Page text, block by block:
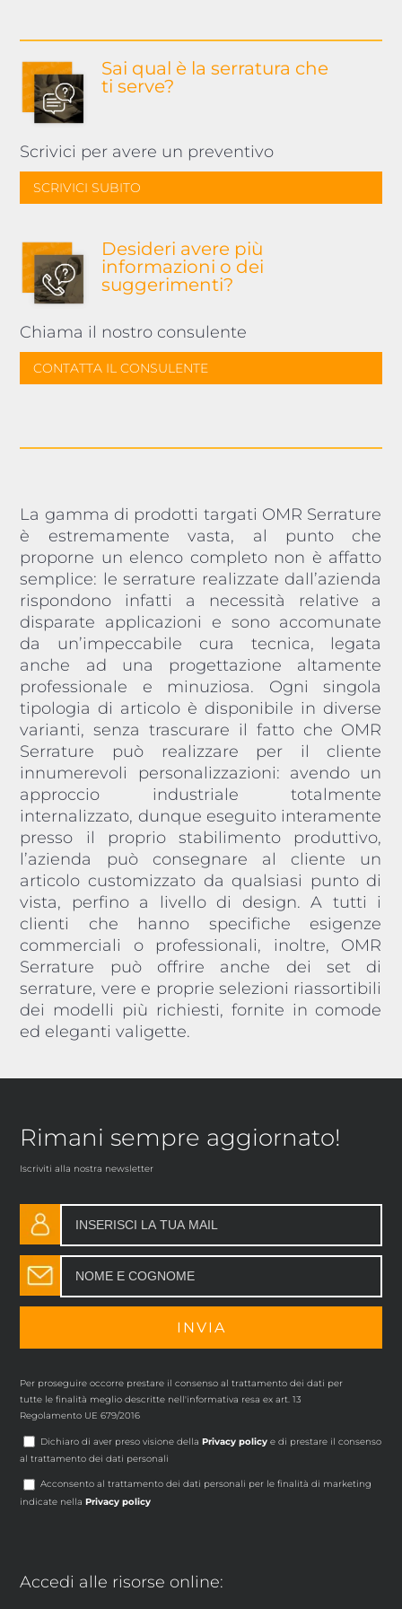
Sai qual è la serratura che
ti serve?
Scrivici per avere un preventivo
SCRIVICI SUBITO
Desideri avere più
informazioni o dei
suggerimenti?
Chiama il nostro consulente
CONTATTA IL CONSULENTE
La gamma di prodotti targati OMR Serrature
è estremamente vasta, al punto che
proporne un elenco completo non è affatto
semplice: le serrature realizzate dall’azienda
rispondono infatti a necessità relative a
disparate applicazioni e sono accomunate
da un’impeccabile cura tecnica, legata
anche ad una progettazione altamente
professionale e minuziosa. Ogni singola
tipologia di articolo è disponibile in diverse
varianti, senza trascurare il fatto che OMR
Serrature può realizzare per il cliente
innumerevoli personalizzazioni: avendo un
approccio industriale totalmente
internalizzato, dunque eseguito interamente
presso il proprio stabilimento produttivo,
l’azienda può consegnare al cliente un
articolo customizzato da qualsiasi punto di
vista, perfino a livello di design. A tutti i
clienti che hanno specifiche esigenze
commerciali o professionali, inoltre, OMR
Serrature può offrire anche dei set di
serrature, vere e proprie selezioni riassortibili
dei modelli più richiesti, fornite in comode
ed eleganti valigette.
Rimani sempre aggiornato!
Iscriviti alla nostra newsletter
Per proseguire occorre prestare il consenso al trattamento dei dati per
tutte le finalità meglio descritte nell'informativa resa ex art. 13
Regolamento UE 679/2016
Dichiaro di aver preso visione dellaPrivacy policy e di prestare il consenso
al trattamento dei dati personali
Acconsento al trattamento dei dati personali per le finalità di marketing
indicate nellaPrivacy policy
Accedi alle risorse online: